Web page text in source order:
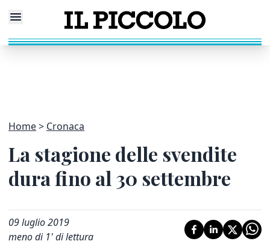
Home Cronaca
La stagione delle svendite
dura fino al 30 settembre
09 luglio 2019
meno di 1' di lettura